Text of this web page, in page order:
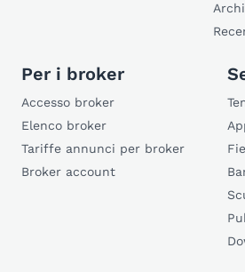
Per i broker
Accesso broker
Elenco broker
Tariffe annunci per broker
Broker account